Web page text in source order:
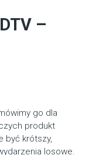
–
go dla
produkt
być krótszy,
losowe.